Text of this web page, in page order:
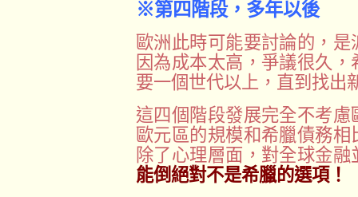
※第四階段，多年以後
歐洲此時可能要討論的，
因為成本太高，爭議很久
要一個世代以上，直到找出
這四個階段發展完全不考
歐元區的規模和希臘債務
除了心理層面，對全球金
能倒絕對不是希臘的選項！